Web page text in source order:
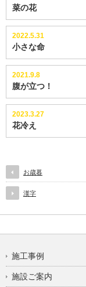
菜の花
2022.5.31
小さな命
2021.9.8
腹が立つ！
2023.3.27
花冷え
お歳暮
漢字
施工事例
施設ご案内